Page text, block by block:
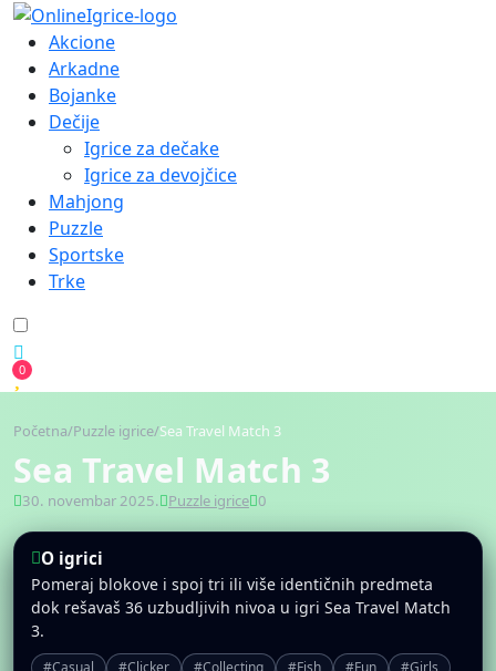
Akcione
Arkadne
Bojanke
Dečije
Igrice za dečake
Igrice za devojčice
Mahjong
Puzzle
Sportske
Trke
0
Početna/Puzzle igrice/Sea Travel Match 3
Sea Travel Match 3
30. novembar 2025. Puzzle igrice 0
O igrici
Pomeraj blokove i spoj tri ili više identičnih predmeta
dok rešavaš 36 uzbudljivih nivoa u igri Sea Travel Match
3.
#Casual #Clicker #Collecting #Fish #Fun
#Girls